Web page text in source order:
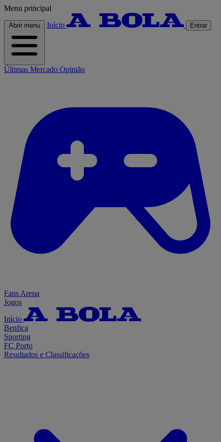
Menu principal
Abrir menu Início Entrar
Últimas Mercado Opinião
Fans Arena
Jogos
Início
Benfica
Sporting
FC Porto
Resultados e Classificações